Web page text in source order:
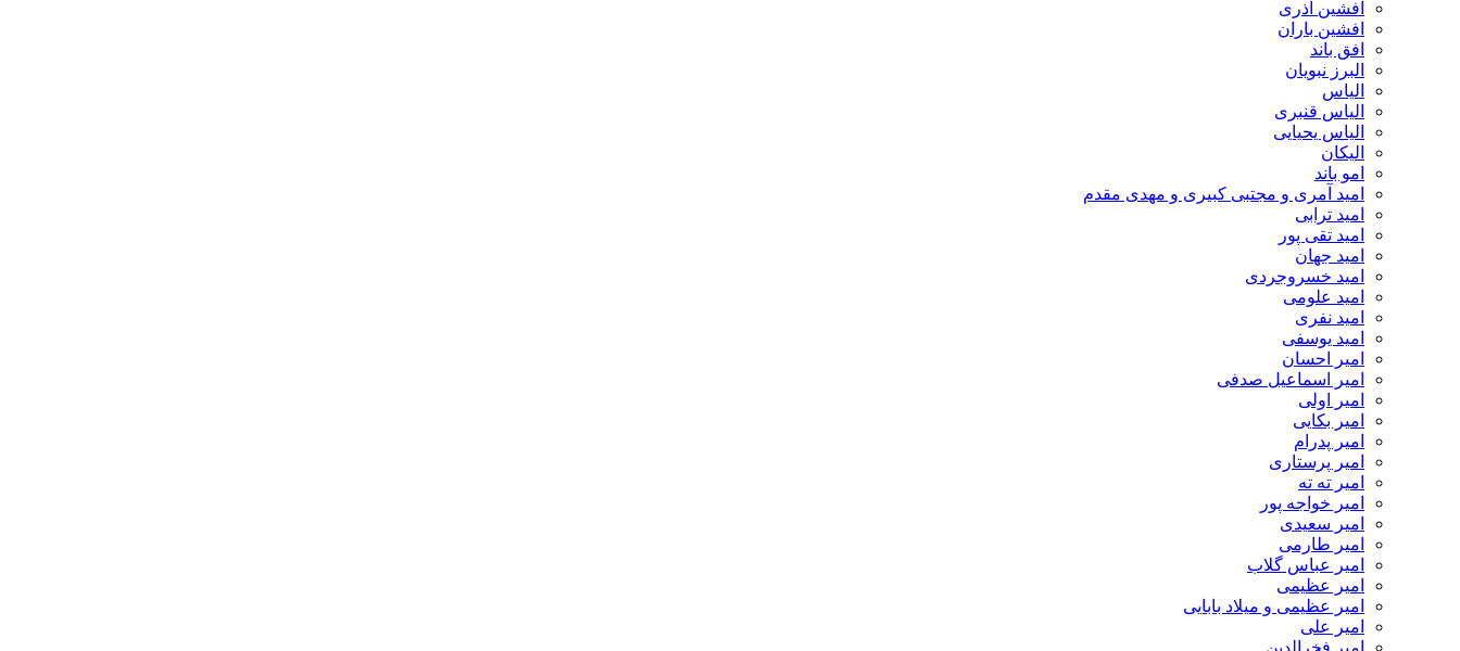
افشین آذری
افشین باران
افق باند
البرز نبویان
الیاس
الیاس قنبرى
الیاس یحیایی
الیکان
امو باند
امید آمری و مجتبی کبیری و مهدى مقدم
امید ترابی
امید تقی پور
امید جهان
امید خسروجردی
امید علومی
امید نفری
امید یوسفی
امیر احسان
امیر اسماعیل صدفی
امیر اولی
امیر بکایی
امیر پدرام
امیر پرستاری
امیر ته ته
امیر خواجه پور
امیر سعیدی
امیر طارمی
امیر عباس گلاب
امیر عظیمی
امیر عظیمی و میلاد بابایی
امیر علی
امیر فخرالدین